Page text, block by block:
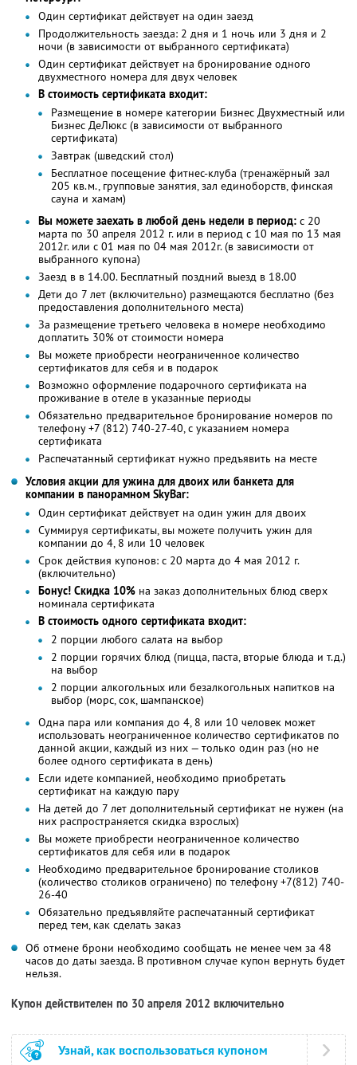
Один сертификат действует на один заезд
Продолжительность заезда: 2 дня и 1 ночь или 3 дня и 2
ночи (в зависимости от выбранного сертификата)
Один сертификат действует на бронирование одного
двухместного номера для двух человек
В стоимость сертификата входит:
Размещение в номере категории Бизнес Двухместный или
Бизнес ДеЛюкс (в зависимости от выбранного
сертификата)
Завтрак (шведский стол)
Бесплатное посещение фитнес-клуба (тренажёрный зал
205 кв.м., групповые занятия, зал единоборств, финская
сауна и хамам)
Вы можете заехать в любой день недели в период: с 20
марта по 30 апреля 2012 г. или в период с 10 мая по 13 мая
2012г. или с 01 мая по 04 мая 2012г. (в зависимости от
выбранного купона)
Заезд в в 14.00. Бесплатный поздний выезд в 18.00
Дети до 7 лет (включительно) размещаются бесплатно (без
предоставления дополнительного места)
За размещение третьего человека в номере необходимо
доплатить 30% от стоимости номера
Вы можете приобрести неограниченное количество
сертификатов для себя и в подарок
Возможно оформление подарочного сертификата на
проживание в отеле в указанные периоды
Обязательно предварительное бронирование номеров по
телефону +7 (812) 740-27-40, с указанием номера
сертификата
Распечатанный сертификат нужно предъявить на месте
Условия акции для ужина для двоих или банкета для
компании в панорамном SkyBаr:
Один сертификат действует на один ужин для двоих
Суммируя сертификаты, вы можете получить ужин для
компании до 4, 8 или 10 человек
Срок действия купонов: с 20 марта до 4 мая 2012 г.
(включительно)
Бонус! Cкидка 10% на заказ дополнительных блюд сверх
номинала сертификата
В стоимость одного сертификата входит:
2 порции любого салата на выбор
2 порции горячих блюд (пицца, паста, вторые блюда и т.д.)
на выбор
2 порции алкогольных или безалкогольных напитков на
выбор (морс, сок, шампанское)
Одна пара или компания до 4, 8 или 10 человек может
использовать неограниченное количество сертификатов по
данной акции, каждый из них — только один раз (но не
более одного сертификата в день)
Если идете компанией, необходимо приобретать
сертификат на каждую пару
На детей до 7 лет дополнительный сертификат не нужен (на
них распространяется скидка взрослых)
Вы можете приобрести неограниченное количество
сертификатов для себя или в подарок
Необходимо предварительное бронирование столиков
(количество столиков ограничено) по телефону +7(812) 740-
26-40
Обязательно предъявляйте распечатанный сертификат
перед тем, как сделать заказ
Об отмене брони необходимо сообщать не менее чем за 48
часов до даты заезда. В противном случае купон вернуть будет
нельзя.
Купон действителен по 30 апреля 2012 включительно
Узнай, как воспользоваться купоном